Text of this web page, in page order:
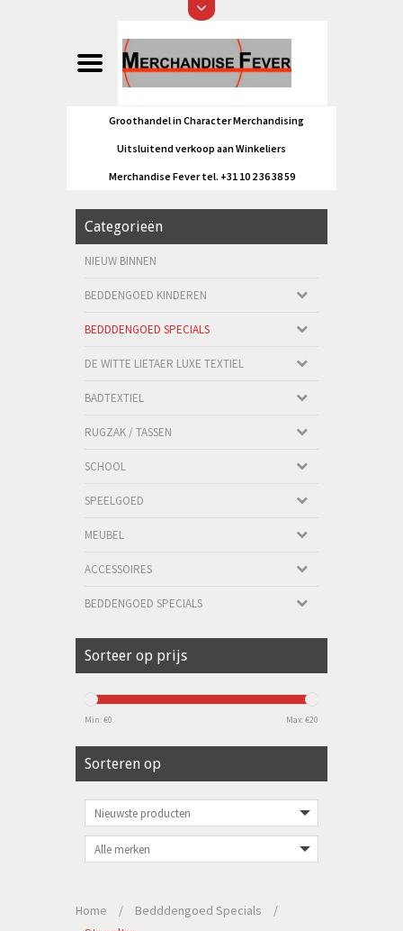
Groothandel in Character Merchandising
Uitsluitend verkoop aan Winkeliers
Merchandise Fever tel. +31 10 2 36 38 59
Categorieën
NIEUW BINNEN
BEDDENGOED KINDEREN
BEDDDENGOED SPECIALS
DE WITTE LIETAER LUXE TEXTIEL
BADTEXTIEL
RUGZAK / TASSEN
SCHOOL
SPEELGOED
MEUBEL
ACCESSOIRES
BEDDENGOED SPECIALS
Sorteer op prijs
Min: €0 Max: €20
Sorteren op
Home / Bedddengoed Specials
/